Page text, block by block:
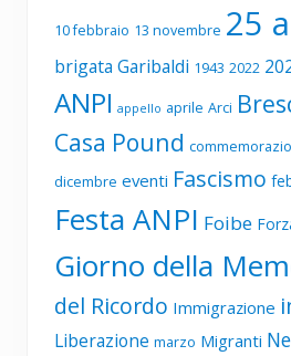
10 febbraio 13 novembre 25
brigata Garibaldi 1943 2022
ANPI appello aprile Arci
Casa Pound
dicembre eventi Fascismo
Festa ANPI Foibe
Giorno della
del Ricordo Immigrazione
Liberazione marzo Migranti